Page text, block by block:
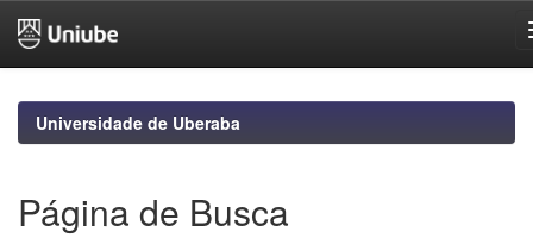
navigationUniversidade de Uberaba
Página de Busca